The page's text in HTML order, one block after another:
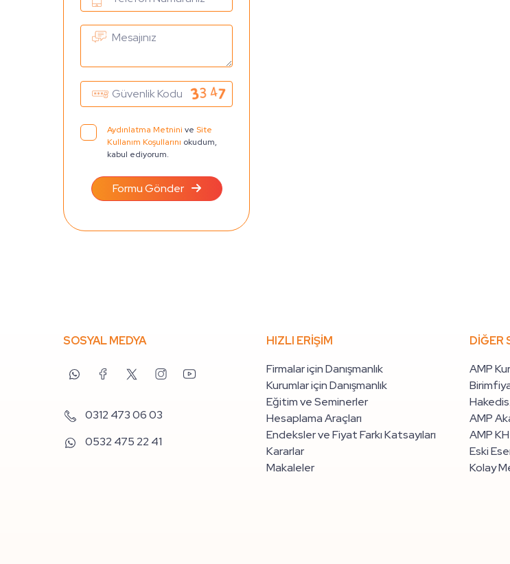
Aydınlatma Metnini ve Site
Kullanım Koşullarını okudum,
kabul ediyorum.
Formu Gönder
SOSYAL MEDYA
0312 473 06 03
0532 475 22 41
HIZLI ERİŞİM
Firmalar için Danışmanlık
Kurumlar için Danışmanlık
Eğitim ve Seminerler
Hesaplama Araçları
Endeksler ve Fiyat Farkı Katsayıları
Kararlar
Makaleler
DİĞER
AMP
AMP
AMP
Eski
Kolay